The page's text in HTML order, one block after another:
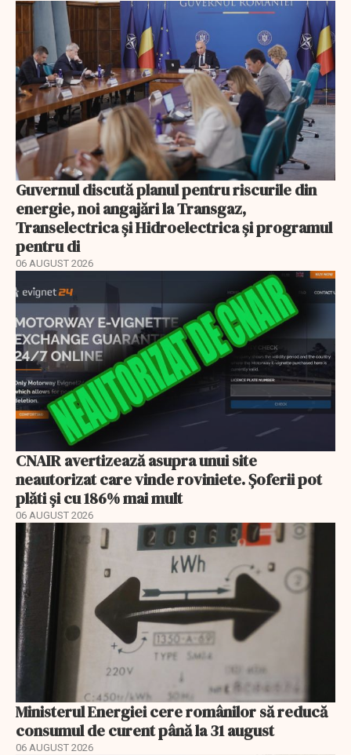
Guvernul discută planul pentru riscurile din
energie, noi angajări la Transgaz,
Transelectrica și Hidroelectrica și programul
pentru di
06 AUGUST 2026
CNAIR avertizează asupra unui site
neautorizat care vinde roviniete. Șoferii pot
plăti și cu 186% mai mult
06 AUGUST 2026
Ministerul Energiei cere românilor să reducă
consumul de curent până la 31 august
06 AUGUST 2026